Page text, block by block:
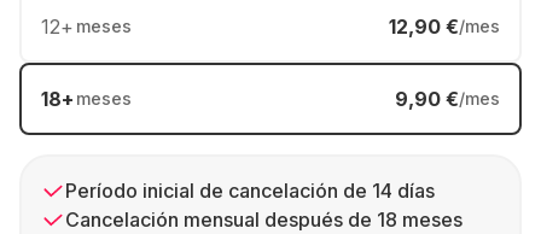
12+ meses 12,90 €/mes
18+ meses 9,90 €/mes
Período inicial de cancelación de 14 días
Cancelación mensual después de 18 meses